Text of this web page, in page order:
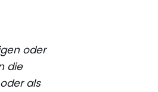
oder
die
als